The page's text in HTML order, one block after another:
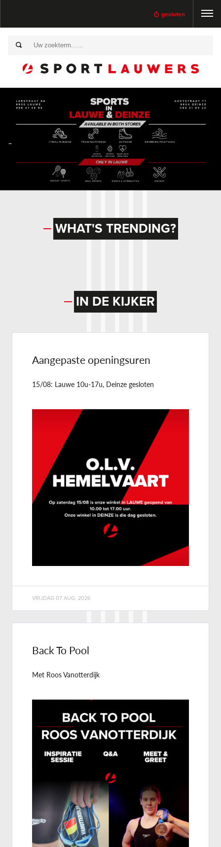
gesloten
-
WHAT'S TRENDING?
IN DE KIJKER
Aangepaste openingsuren
15/08: Lauwe 10u-17u, Deinze gesloten
VRIJDAG 07 AUG. 2026
Back To Pool
Met Roos Vanotterdijk